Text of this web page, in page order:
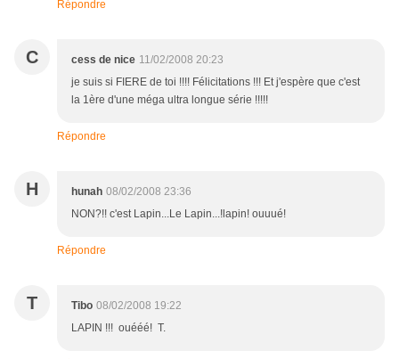
Répondre
C cess de nice 11/02/2008 20:23
je suis si FIERE de toi !!!! Félicitations !!! Et j'espère que c'est
la 1ère d'une méga ultra longue série !!!!!
Répondre
H hunah 08/02/2008 23:36
NON?!! c'est Lapin...Le Lapin...!lapin! ouuué!
Répondre
T Tibo 08/02/2008 19:22
LAPIN !!! ouééé! T.